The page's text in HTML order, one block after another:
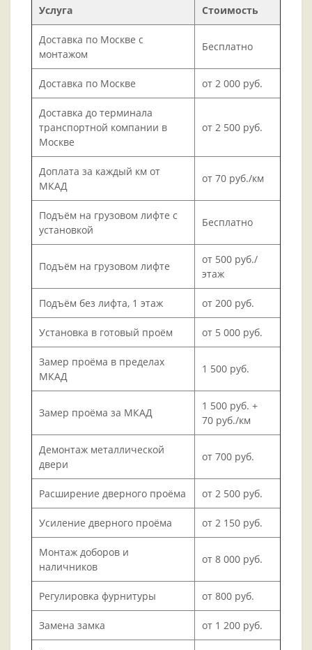
Услуга Стоимость
Доставка по Москве с
монтажом
Бесплатно
Доставка по Москве от 2 000 руб.
Доставка до терминала
транспортной компании в
Москве
от 2 500 руб.
Доплата за каждый км от
МКАД
от 70 руб./км
Подъём на грузовом лифте с
установкой
Бесплатно
Подъём на грузовом лифте
от 500 руб./
этаж
Подъём без лифта, 1 этаж от 200 руб.
Установка в готовый проём от 5 000 руб.
Замер проёма в пределах
МКАД
1 500 руб.
Замер проёма за МКАД
1 500 руб. +
70 руб./км
Демонтаж металлической
двери
от 700 руб.
Расширение дверного проёма от 2 500 руб.
Усиление дверного проёма от 2 150 руб.
Монтаж доборов и
наличников
от 8 000 руб.
Регулировка фурнитуры от 800 руб.
Замена замка от 1 200 руб.